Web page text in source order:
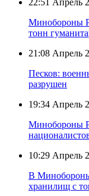
Минобороны
тонн
21:08 Апрель
Песков:
разрушен
19:34 Апрель
Минобороны
10:29 Апрель
В
хранилищ с